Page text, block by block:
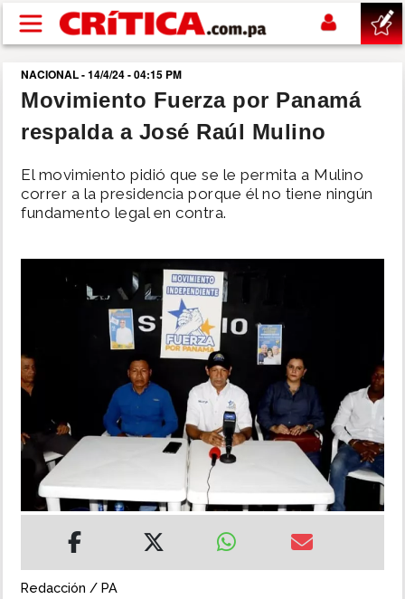
Pasar al contenido principal
buscar
SUCESOS
NACIONAL
MUNDO
INSÓLITAS
MULTIMEDIA
IMPRESO
NACIONAL - 14/4/24 - 04:15 PM
Movimiento Fuerza por Panamá
respalda a José Raúl Mulino
El movimiento pidió que se le permita a Mulino
correr a la presidencia porque él no tiene ningún
fundamento legal en contra.
Redacción / PA